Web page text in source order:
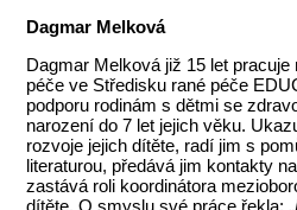
Dagmar Melková
Dagmar Melková již 15 let pracuje
péče ve Středisku rané péče
podporu rodinám s dětmi se
narození do 7 let jejich věku.
rozvoje jejich dítěte, radí jim s
literaturou, předává jim kontakty
zastává roli koordinátora
dítěte. O smyslu své práce řekla: „